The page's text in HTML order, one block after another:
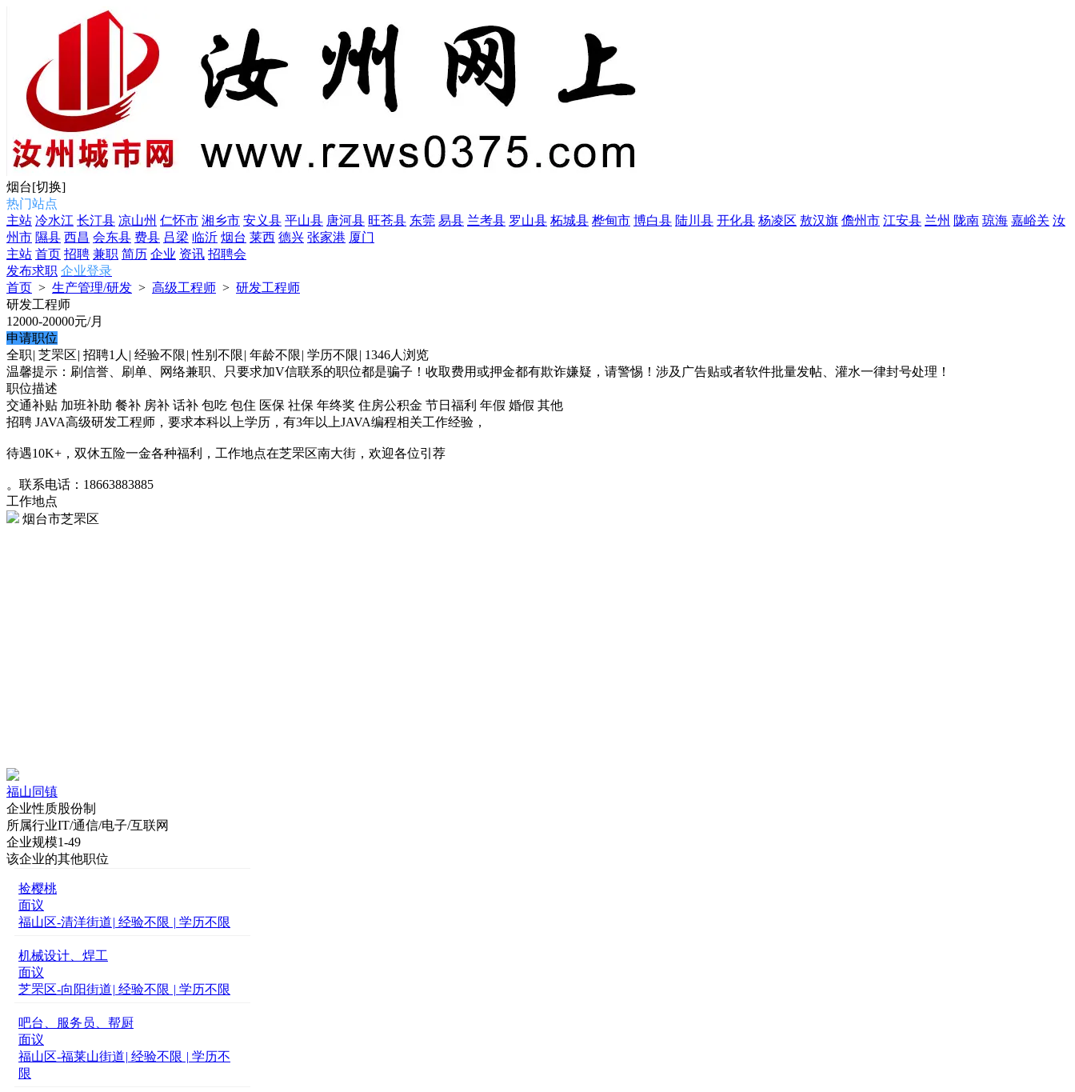
烟台[切换]
热门站点
主站 冷水江 长汀县 凉山州 仁怀市 湘乡市 安义县 平山县 唐河县 旺苍县 东莞 易县 兰考县 罗山县 柘城县 桦甸市 博白县 陆川县 开化县 杨凌区 敖汉旗 儋州市 江安县 兰州 陇南 琼海 嘉峪关 汝
州市 隰县 西昌 会东县 费县 吕梁 临沂 烟台 莱西 德兴 张家港 厦门
主站 首页 招聘 兼职 简历 企业 资讯 招聘会
发布求职 企业登录
首页 > 生产管理/研发 > 高级工程师 > 研发工程师
研发工程师
12000-20000元/月
申请职位
全职| 芝罘区| 招聘1人 | 经验不限| 性别不限| 年龄不限| 学历不限| 1346人浏览
温馨提示：刷信誉、刷单、网络兼职、只要求加V信联系的职位都是骗子！收取费用或押金都有欺诈嫌疑，请警惕！涉及广告贴或者软件批量发帖、灌水一律封号处理！
职位描述
交通补贴 加班补助 餐补 房补 话补 包吃 包住 医保 社保 年终奖 住房公积金 节日福利 年假 婚假 其他
招聘 JAVA高级研发工程师，要求本科以上学历，有3年以上JAVA编程相关工作经验，
待遇10K+，双休五险一金各种福利，工作地点在芝罘区南大街，欢迎各位引荐
。联系电话：18663883885
工作地点
烟台市芝罘区
福山同镇
企业性质股份制
所属行业IT/通信/电子/互联网
企业规模1-49
该企业的其他职位
捡樱桃
面议
福山区-清洋街道| 经验不限 | 学历不限
机械设计、焊工
面议
芝罘区-向阳街道| 经验不限 | 学历不限
吧台、服务员、帮厨
面议
福山区-福莱山街道| 经验不限 | 学历不
限